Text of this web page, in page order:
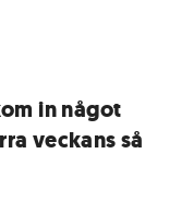
in något
veckans så